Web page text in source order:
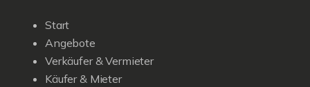
Start
Angebote
Verkäufer & Vermieter
Käufer & Mieter